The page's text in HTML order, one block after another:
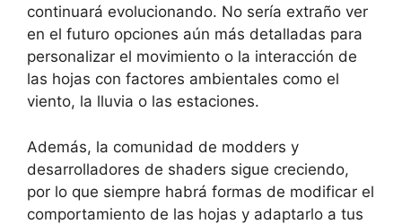
continuará evolucionando. No sería extraño ver
en el futuro opciones aún más detalladas para
personalizar el movimiento o la interacción de
las hojas con factores ambientales como el
viento, la lluvia o las estaciones.
Además, la comunidad de modders y
desarrolladores de shaders sigue creciendo,
por lo que siempre habrá formas de modificar el
comportamiento de las hojas y adaptarlo a tus